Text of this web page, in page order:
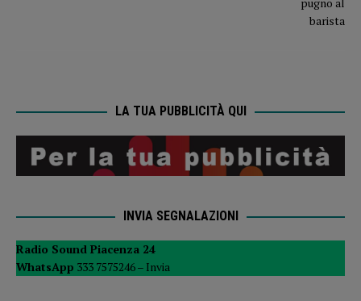
LA TUA PUBBLICITÀ QUI
INVIA SEGNALAZIONI
Radio Sound Piacenza 24
WhatsApp 333 7575246 – Invia